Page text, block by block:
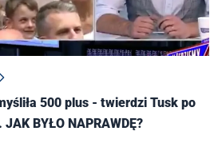
500 plus - twierdzi Tusk po
BYŁO NAPRAWDĘ?